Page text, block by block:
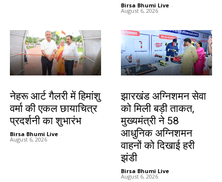
Birsa Bhumi Live -
August 6, 2026
नेहरू आर्ट गैलरी में हिमांशु
वर्मा की एकल छायाचित्र
प्रदर्शनी का शुभारंभ
Birsa Bhumi Live -
August 6, 2026
झारखंड अग्निशमन सेवा
को मिली बड़ी ताकत,
मुख्यमंत्री ने 58
आधुनिक अग्निशमन
वाहनों को दिखाई हरी
झंडी
Birsa Bhumi Live -
August 6, 2026